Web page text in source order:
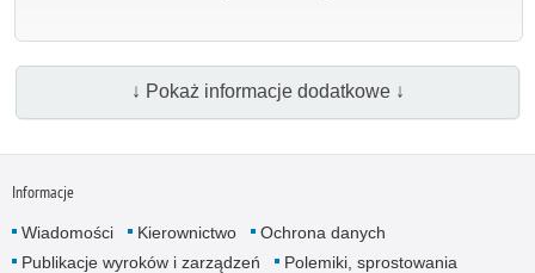
↓ Pokaż informacje dodatkowe ↓
Informacje
Wiadomości Kierownictwo
Ochrona danych
Publikacje wyroków i zarządzeń
Polemiki, sprostowania